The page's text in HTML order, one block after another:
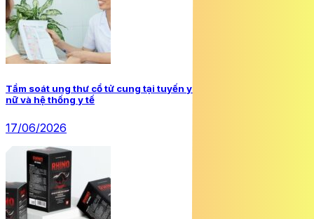
Tầm soát ung thư cổ tử cung tại tuyến y tế cơ sở: Lợi ích cho phụ
nữ và hệ thống y tế
17/06/2026